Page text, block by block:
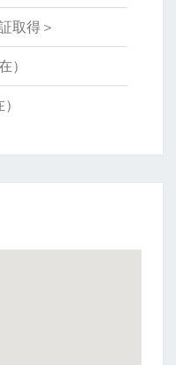
取得＞
）